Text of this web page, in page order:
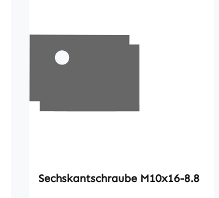
Sechskantschraube M10x16-8.8